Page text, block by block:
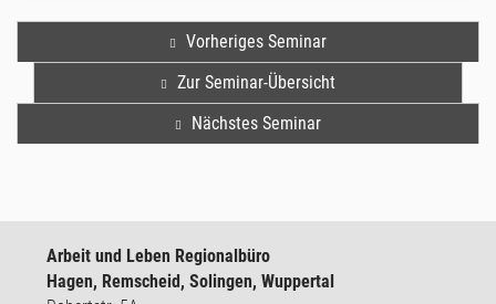
Vorheriges Seminar
Zur Seminar-Übersicht
Nächstes Seminar
Arbeit und Leben Regionalbüro
Hagen, Remscheid, Solingen, Wuppertal